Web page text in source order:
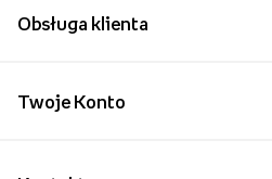
Obsługa klienta
Twoje Konto